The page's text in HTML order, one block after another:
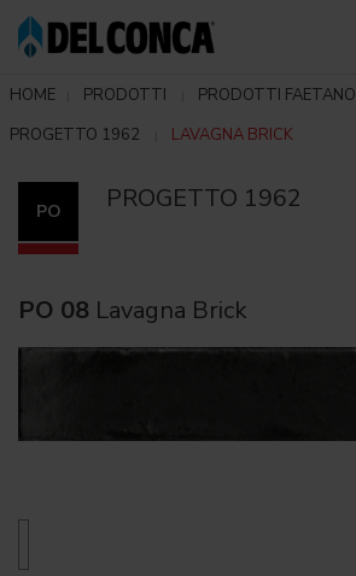
HOME PRODOTTI PRODOTTI FAETANO
PROGETTO 1962
LAVAGNA BRICK
PO PROGETTO 1962
PO 08 Lavagna Brick